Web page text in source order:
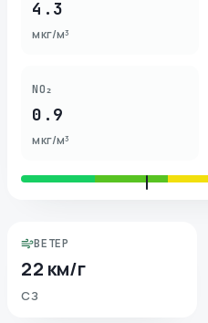
4.3
мкг/м³
NO₂
0.9
мкг/м³
ВЕТЕР
22 км/г
СЗ